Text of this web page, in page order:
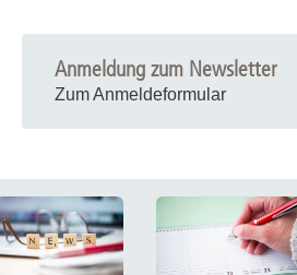
Anmeldung zum Newsletter
Zum Anmeldeformular